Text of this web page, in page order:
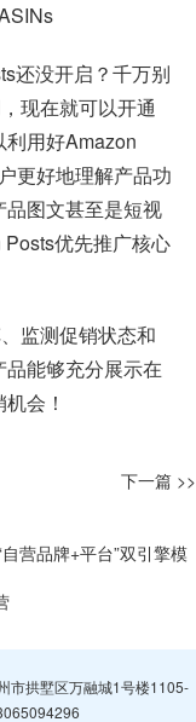
还没开启？千万别
现在就可以开通
用好Amazon
更好地理解产品功
图文甚至是短视
优先推广核心
监测促销状态和
能够充分展示在
会！
下一篇 >>
营品牌+平台”双引擎模
市拱墅区万融城1号楼1105-